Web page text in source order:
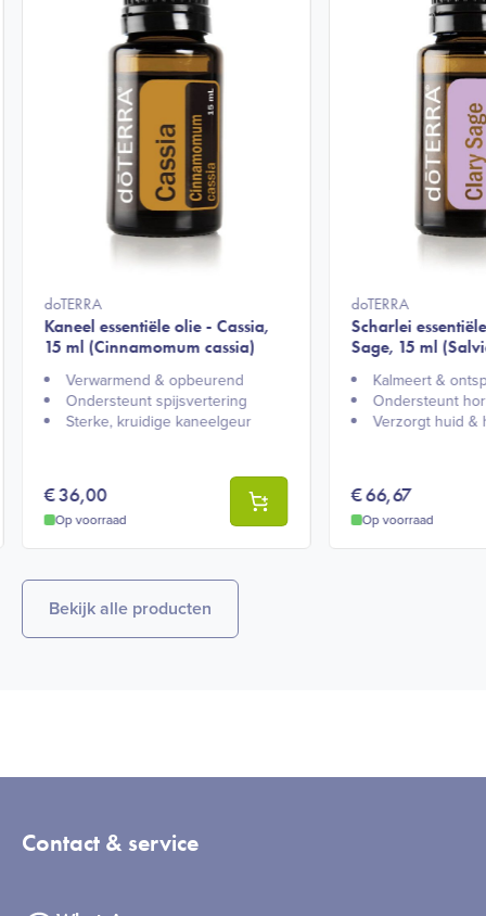
doTERRA
Kaneel essentiële olie - Cassia,
15 ml (Cinnamomum cassia)
Verwarmend & opbeurend​
Ondersteunt spijsvertering​
Sterke, kruidige kaneelgeur​
€36,00
Op voorraad
doTERRA
Scharlei
Sage, 15 ml
Kalmeert &
Ondersteunt
Verzorgt huid &
€66,67
Op voorraad
Bekijk alle producten
Contact & service